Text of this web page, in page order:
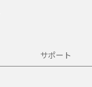
サポート